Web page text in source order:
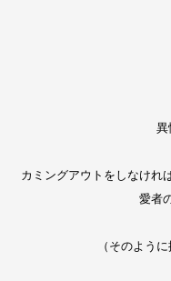
異
カミングアウトをしなけれ
愛者
（そのよう